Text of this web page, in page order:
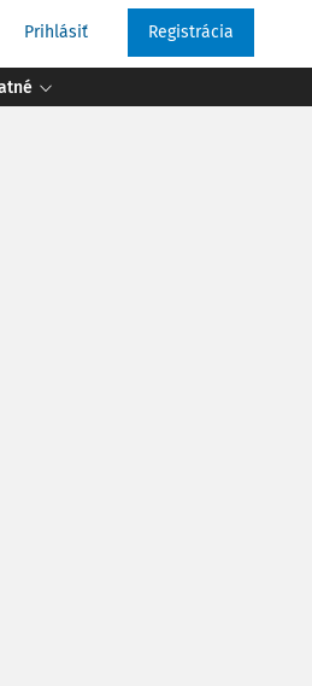
Prihlásiť Registrácia